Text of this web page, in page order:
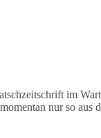
im
nur so aus